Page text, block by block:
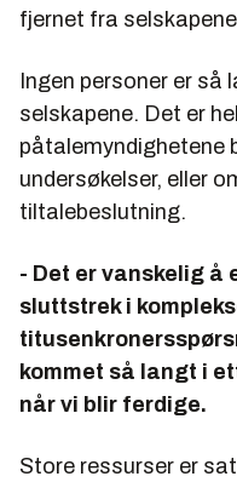
fjernet fra
Ingen personer er så
selskapene. Det er
påtalemyndighetene
undersøkelser, eller
tiltalebeslutning.
- Det er vanskelig å
sluttstrek i
kommet så langt i
når vi blir ferdige.
Store ressurser er